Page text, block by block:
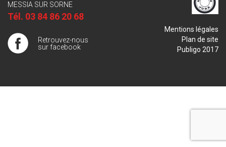
MESSIA SUR SORNE
Tél. 03 84 86 20 68
Retrouvez-nous
sur facebook
Mentions légales
Plan de site
Publigo 2017